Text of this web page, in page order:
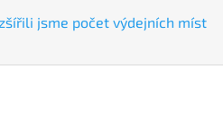
jsme počet výdejních míst